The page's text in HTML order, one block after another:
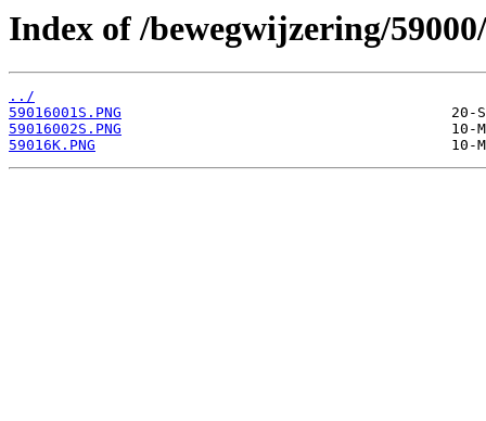
Index of /bewegwijzering/
../
59016001S.PNG
59016002S.PNG
59016K.PNG